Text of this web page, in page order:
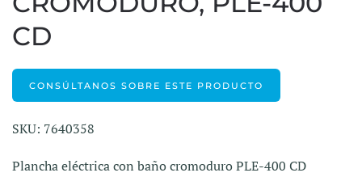
CD
CONSÚLTANOS SOBRE ESTE PRODUCTO
SKU: 7640358
Plancha eléctrica con baño cromoduro PLE-400 CD